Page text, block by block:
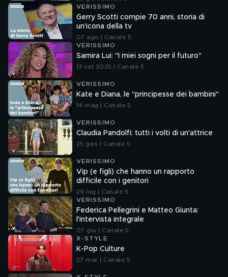
VERISSIMO
Gerry Scotti compie 70 anni, storia di
un'icona della tv
07 ago | Canale 5
VERISSIMO
Samira Lui: "I miei sogni per il futuro"
13 set 2025 | Canale 5
VERISSIMO
Kate e Diana, le "principesse dei bambini"
14 mag | Canale 5
VERISSIMO
Claudia Pandolfi: tutti i volti di un'attrice
25 gen | Canale 5
VERISSIMO
Vip (e figli) che hanno un rapporto
difficile con i genitori
29 lug | Canale 5
VERISSIMO
Federica Pellegrini e Matteo Giunta:
l'intervista integrale
07 giu | Canale 5
X-STYLE
K-Pop Culture
27 mar | Canale 5